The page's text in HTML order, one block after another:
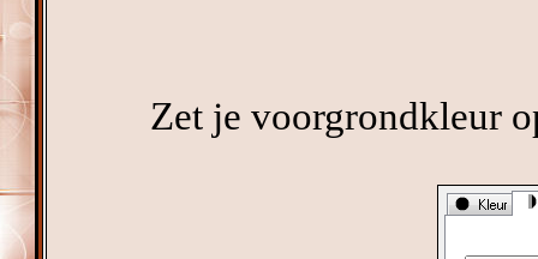
Zet je voorgrondkleur